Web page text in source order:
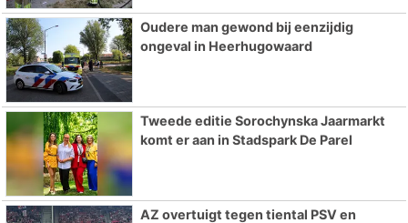
Oudere man gewond bij eenzijdig
ongeval in Heerhugowaard
Tweede editie Sorochynska Jaarmarkt
komt er aan in Stadspark De Parel
AZ overtuigt tegen tiental PSV en